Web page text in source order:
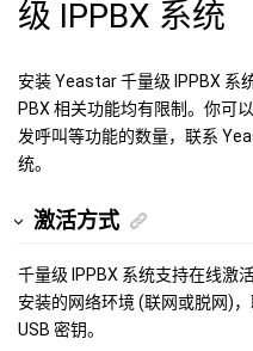
级 IPPBX 系统
安装 Yeastar 千量级 IPPBX 系
PBX 相关功能均有限制。你可
发呼叫等功能的数量，联系
统。
激活方式
千量级 IPPBX 系统支持在线激
安装的网络环境 (联网或脱网)
USB 密钥。